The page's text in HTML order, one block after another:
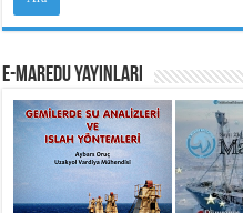
e-MarEdu Yayınları